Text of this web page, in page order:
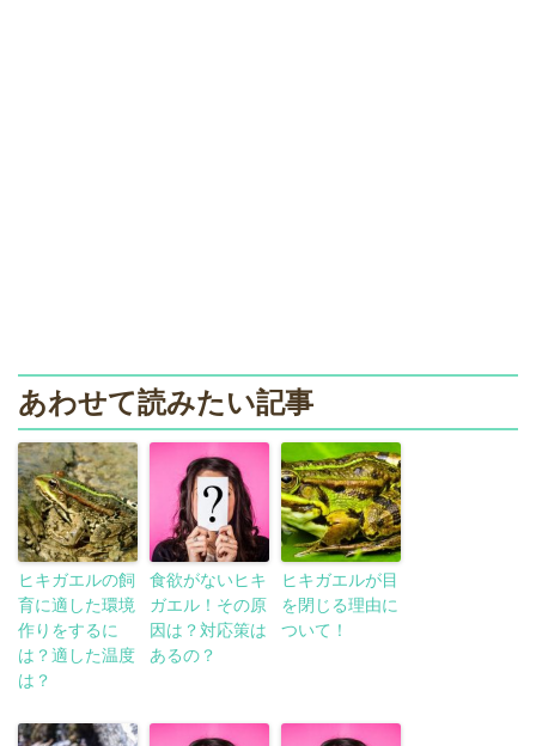
あわせて読みたい記事
ヒキガエルの飼
育に適した環境
作りをするに
は？適した温度
は？
食欲がないヒキ
ガエル！その原
因は？対応策は
あるの？
ヒキガエルが目
を閉じる理由に
ついて！